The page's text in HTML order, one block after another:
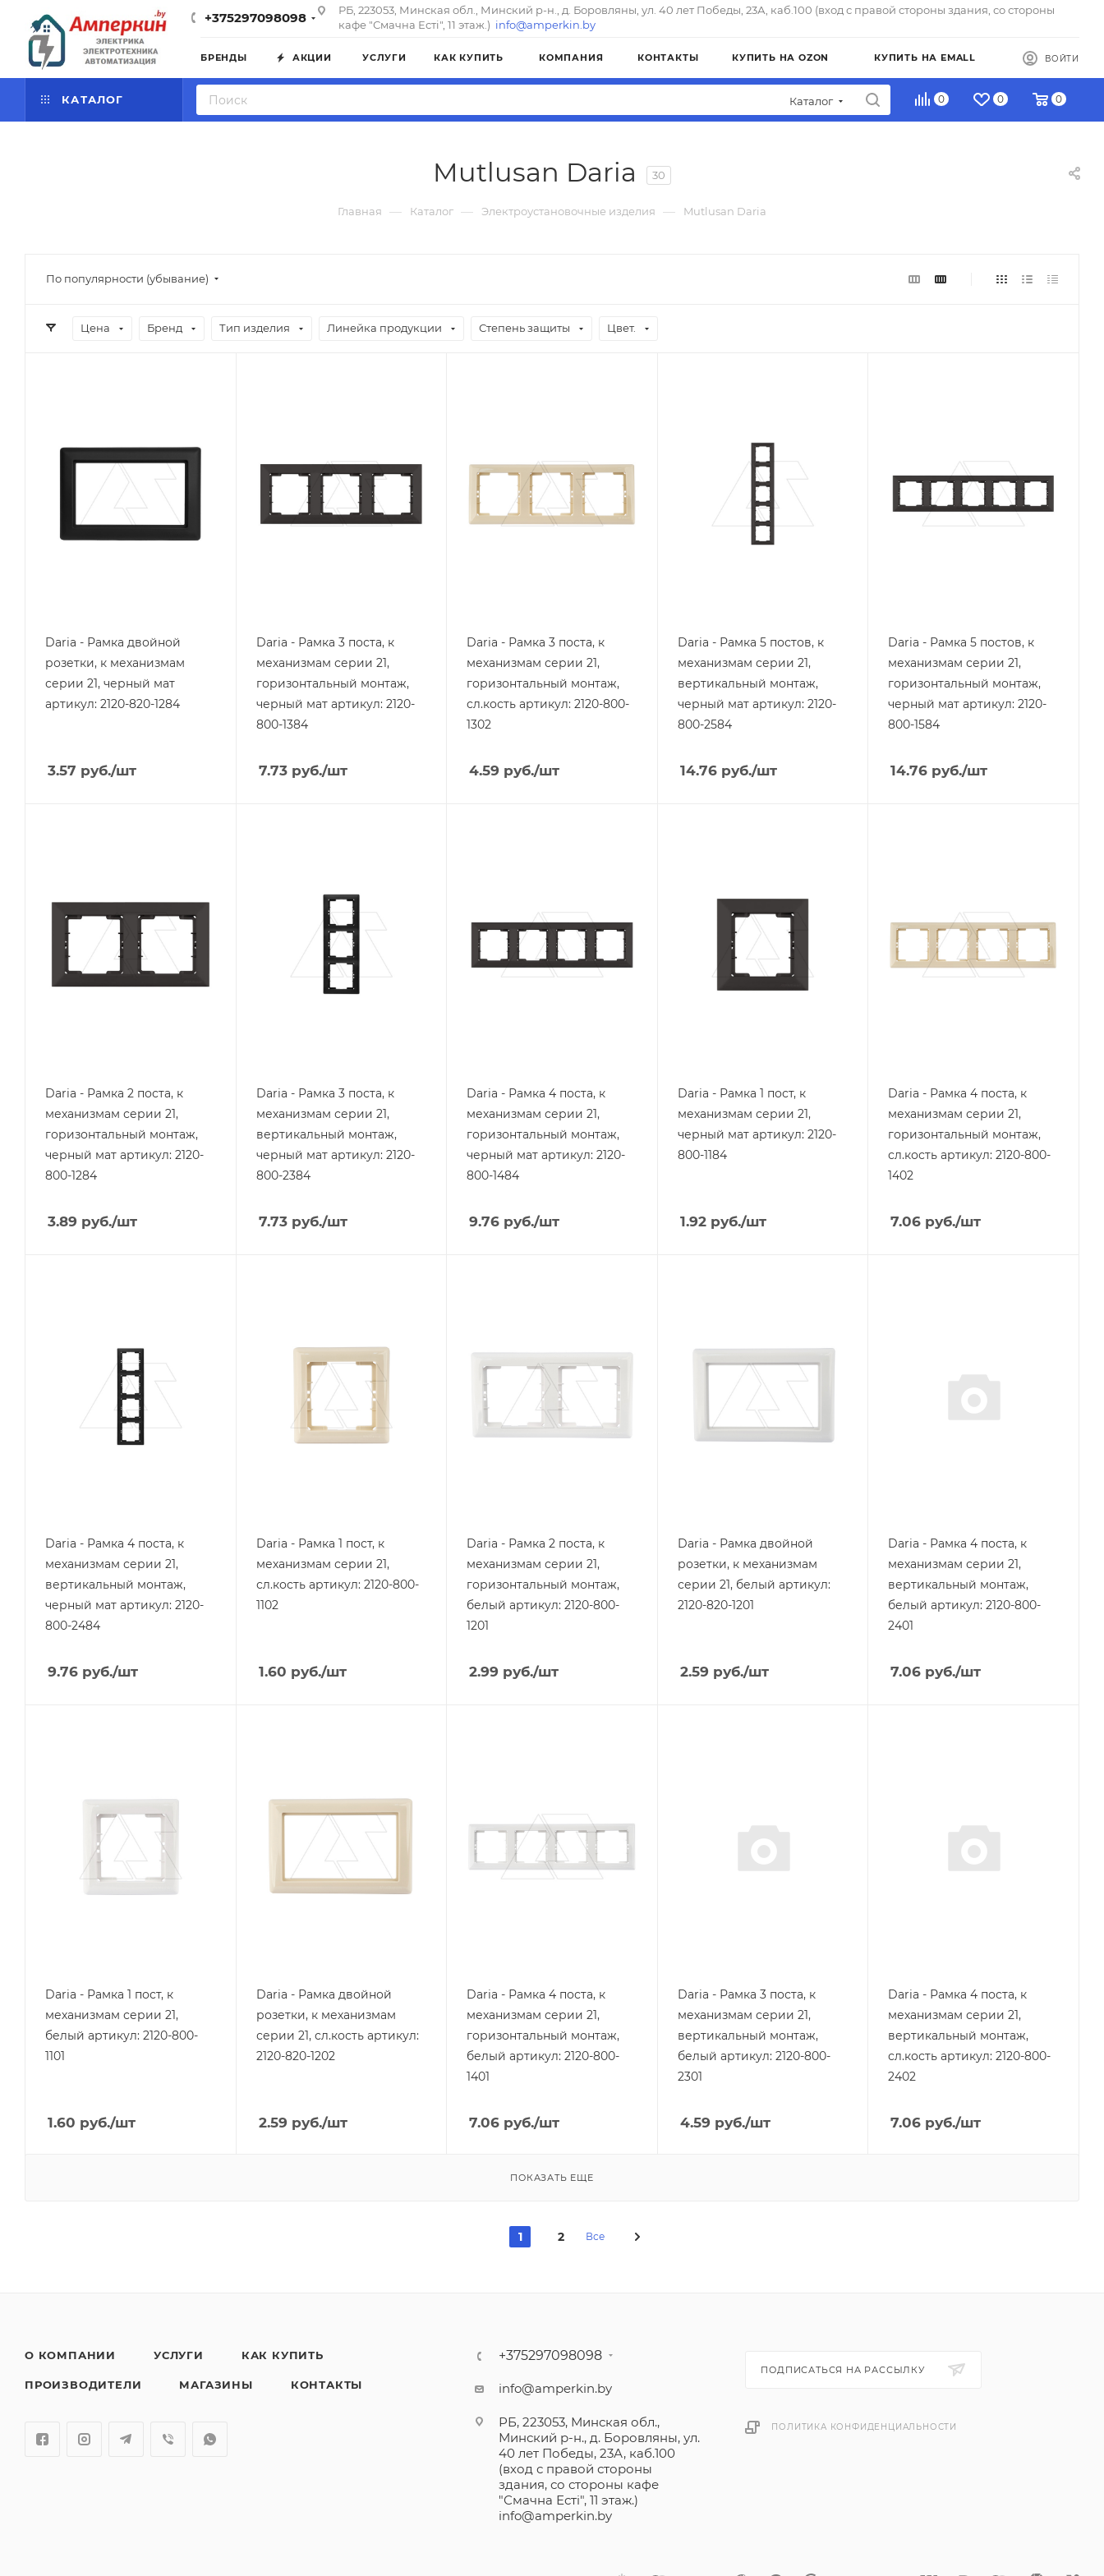
+375297098098
РБ, 223053, Минская обл., Минский р-н., д. Боровляны, ул. 40 лет Победы, 23А, каб.100 (вход с правой стороны здания, со стороны
кафе "Смачна Естi", 11 этаж.) info@amperkin.by
БРЕНДЫ АКЦИИ УСЛУГИ КАК КУПИТЬ КОМПАНИЯ КОНТАКТЫ КУПИТЬ НА OZON КУПИТЬ НА EMALL ВОЙТИ
КАТАЛОГ Каталог 0 0 0
Mutlusan Daria 30
Главная — Каталог — Электроустановочные изделия — Mutlusan Daria
По популярности (убывание)
Цена Бренд Тип изделия Линейка продукции Степень защиты Цвет.
Степень защиты
черный матовый
Daria - Рамка двойной
розетки, к механизмам
серии 21, черный мат
артикул: 2120-820-1284
3.57 руб./шт
Степень защиты
IP20
Цвет.
черный матовый
Daria - Рамка 3 поста, к
механизмам серии 21,
горизонтальный монтаж,
черный мат артикул: 2120-
800-1384
7.73руб./шт
Степень защиты
IP20
Цвет.
слоновая кость
Daria - Рамка 3 поста, к
механизмам серии 21,
горизонтальный монтаж,
сл.кость артикул: 2120-800-
1302
4.59 руб./шт
Степень защиты
черный матовый
Daria - Рамка 5 постов, к
механизмам серии 21,
вертикальный монтаж,
черный мат артикул: 2120-
800-2584
14.76руб./шт
Степень защиты
IP20
Цвет.
черный матовый
Daria - Рамка 5 постов, к
механизмам серии 21,
горизонтальный монтаж,
черный мат артикул: 2120-
800-1584
14.76 руб./шт
Степень защиты
IP20
Цвет.
черный матовый
Daria - Рамка 2 поста, к
механизмам серии 21,
горизонтальный монтаж,
черный мат артикул: 2120-
800-1284
3.89 руб./шт
Степень защиты
черный матовый
Daria - Рамка 3 поста, к
механизмам серии 21,
вертикальный монтаж,
черный мат артикул: 2120-
800-2384
7.73руб./шт
Степень защиты
IP20
Цвет.
черный матовый
Daria - Рамка 4 поста, к
механизмам серии 21,
горизонтальный монтаж,
черный мат артикул: 2120-
800-1484
9.76 руб./шт
Степень защиты
черный матовый
Daria - Рамка 1 пост, к
механизмам серии 21,
черный мат артикул: 2120-
800-1184
1.92руб./шт
Степень защиты
IP20
Цвет.
слоновая кость
Daria - Рамка 4 поста, к
механизмам серии 21,
горизонтальный монтаж,
сл.кость артикул: 2120-800-
1402
7.06 руб./шт
Степень защиты
черный матовый
Daria - Рамка 4 поста, к
механизмам серии 21,
вертикальный монтаж,
черный мат артикул: 2120-
800-2484
9.76 руб./шт
Степень защиты
слоновая кость
Daria - Рамка 1 пост, к
механизмам серии 21,
сл.кость артикул: 2120-800-
1102
1.60 руб./шт
Степень защиты
IP20
Цвет.
белый
Daria - Рамка 2 поста, к
механизмам серии 21,
горизонтальный монтаж,
белый артикул: 2120-800-
1201
2.99 руб./шт
Степень защиты
белый
Daria - Рамка двойной
розетки, к механизмам
серии 21, белый артикул:
2120-820-1201
2.59 руб./шт
Daria - Рамка 4 поста, к
механизмам серии 21,
вертикальный монтаж,
белый артикул: 2120-800-
2401
7.06 руб./шт
Степень защиты
белый
Daria - Рамка 1 пост, к
механизмам серии 21,
белый артикул: 2120-800-
1101
1.60 руб./шт
Степень защиты
слоновая кость
Daria - Рамка двойной
розетки, к механизмам
серии 21, сл.кость артикул:
2120-820-1202
2.59 руб./шт
Степень защиты
IP20
Цвет.
белый
Daria - Рамка 4 поста, к
механизмам серии 21,
горизонтальный монтаж,
белый артикул: 2120-800-
1401
7.06 руб./шт
Daria - Рамка 3 поста, к
механизмам серии 21,
вертикальный монтаж,
белый артикул: 2120-800-
2301
4.59 руб./шт
Daria - Рамка 4 поста, к
механизмам серии 21,
вертикальный монтаж,
сл.кость артикул: 2120-800-
2402
7.06 руб./шт
ПОКАЗАТЬ ЕЩЕ
1 2 Все
О КОМПАНИИ УСЛУГИ КАК КУПИТЬ
ПРОИЗВОДИТЕЛИ МАГАЗИНЫ КОНТАКТЫ
+375297098098
info@amperkin.by
РБ, 223053, Минская обл.,
Минский р-н., д. Боровляны, ул.
40 лет Победы, 23А, каб.100
(вход с правой стороны
здания, со стороны кафе
"Смачна Естi", 11 этаж.)
info@amperkin.by
ПОДПИСАТЬСЯ НА РАССЫЛКУ
ПОЛИТИКА КОНФИДЕНЦИАЛЬНОСТИ